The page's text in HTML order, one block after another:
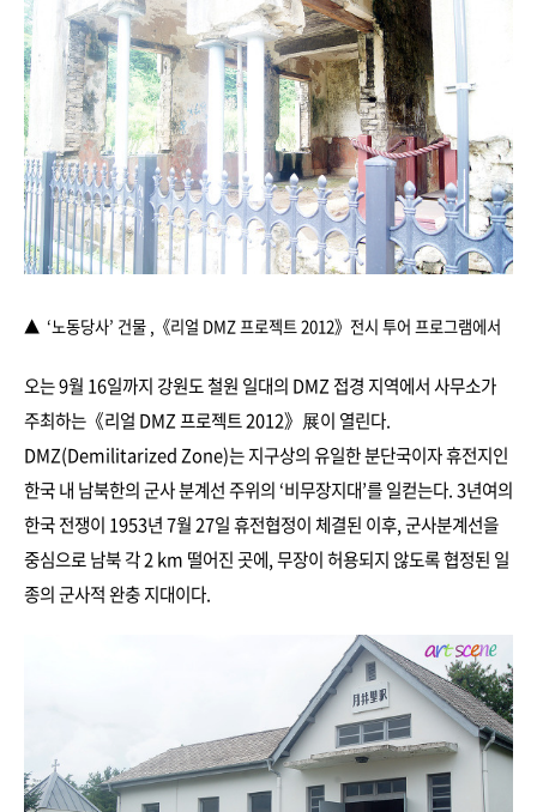
▲ ‘노동당사’ 건물 , 《리얼 DMZ 프로젝트 2012》전시 투어 프로그램에서
오는 9월 16일까지 강원도 철원 일대의 DMZ 접경 지역에서 사무소가
주최하는《리얼 DMZ 프로젝트 2012》展이 열린다.
DMZ(Demilitarized Zone)는 지구상의 유일한 분단국이자 휴전지인
한국 내 남북한의 군사 분계선 주위의 ‘비무장지대’를 일컫는다. 3년여의
한국 전쟁이 1953년 7월 27일 휴전협정이 체결된 이후, 군사분계선을
중심으로 남북 각 2 km 떨어진 곳에, 무장이 허용되지 않도록 협정된 일
종의 군사적 완충 지대이다.